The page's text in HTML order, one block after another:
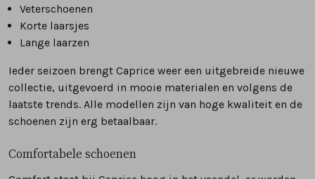
Veterschoenen
Korte laarsjes
Lange laarzen
Ieder seizoen brengt Caprice weer een uitgebreide nieuwe
collectie, uitgevoerd in mooie materialen en volgens de
laatste trends. Alle modellen zijn van hoge kwaliteit en de
schoenen zijn erg betaalbaar.
Comfortabele schoenen